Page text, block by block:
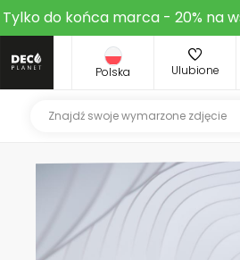
Tylko do końca marca - 20% na
Polska Ulubione